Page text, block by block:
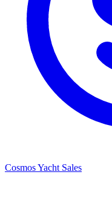
Cosmos Yacht Sales